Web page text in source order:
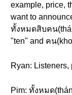
example, price,
want to
ทั้งหมดสิบคน
"ten" and คน
Ryan: Listeners,
Pim: ทั้งหมด